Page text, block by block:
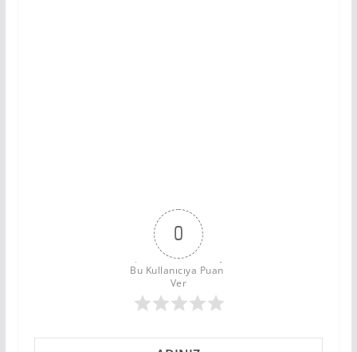
0
Bu Kullanıcıya Puan
Ver